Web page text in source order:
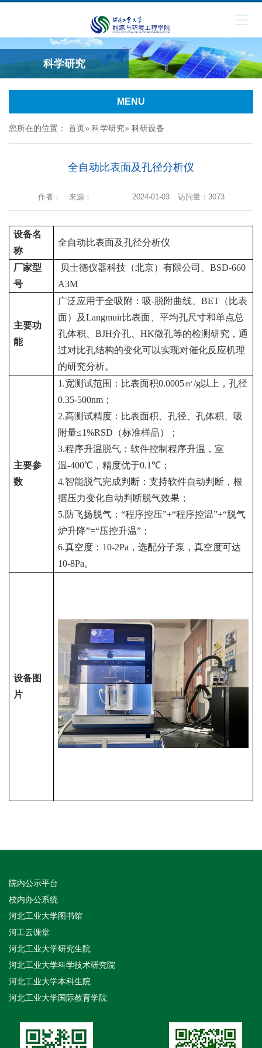
科学研究
MENU
您所在的位置： 首页» 科学研究» 科研设备
全自动比表面及孔径分析仪
作者： 来源： 2024-01-03 访问量： 3073
设备名
称
全自动比表面及孔径分析仪
厂家型
号
贝士德仪器科技（北京）有限公司、 BSD-660
A3M
主要功
能
广泛应用于全吸附：吸-脱附曲线、 BET （比表
面）及Langmuir比表面、平均孔尺寸和单点总
孔体积、 BJH介孔、 HK微孔等的检测研究，通
过对比孔结构的变化可以实现对催化反应机理
的研究分析。
主要参
数
1.宽测试范围：比表面积0.0005㎡/g以上，孔径
0.35-500nm ；
2.高测试精度：比表面积、孔径、孔体积、吸
附量≤1%RSD （标准样品）；
3.程序升温脱气：软件控制程序升温，室
温-400℃，精度优于0.1 ℃；
4.智能脱气完成判断：支持软件自动判断，根
据压力变化自动判断脱气效果；
5.防飞扬脱气：“程序控压”+“程序控温”+“脱气
炉升降”=“压控升温”；
6.真空度： 10-2Pa ，选配分子泵，真空度可达
10-8Pa。
设备图
片
院内公示平台
校内办公系统
河北工业大学图书馆
河工云课堂
河北工业大学研究生院
河北工业大学科学技术研究院
河北工业大学本科生院
河北工业大学国际教育学院